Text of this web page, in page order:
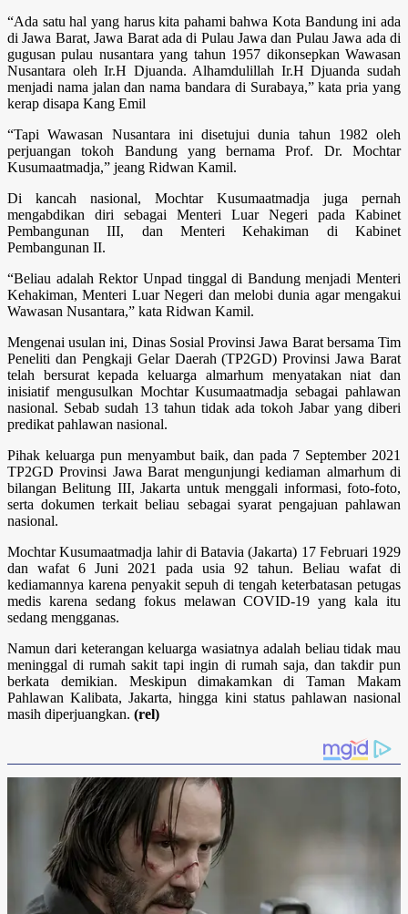
“Ada satu hal yang harus kita pahami bahwa Kota Bandung ini ada
di Jawa Barat, Jawa Barat ada di Pulau Jawa dan Pulau Jawa ada di
gugusan pulau nusantara yang tahun 1957 dikonsepkan Wawasan
Nusantara oleh Ir.H Djuanda. Alhamdulillah Ir.H Djuanda sudah
menjadi nama jalan dan nama bandara di Surabaya,” kata pria yang
kerap disapa Kang Emil
“Tapi Wawasan Nusantara ini disetujui dunia tahun 1982 oleh
perjuangan tokoh Bandung yang bernama Prof. Dr. Mochtar
Kusumaatmadja,” jeang Ridwan Kamil.
Di kancah nasional, Mochtar Kusumaatmadja juga pernah
mengabdikan diri sebagai Menteri Luar Negeri pada Kabinet
Pembangunan III, dan Menteri Kehakiman di Kabinet
Pembangunan II.
“Beliau adalah Rektor Unpad tinggal di Bandung menjadi Menteri
Kehakiman, Menteri Luar Negeri dan melobi dunia agar mengakui
Wawasan Nusantara,” kata Ridwan Kamil.
Mengenai usulan ini, Dinas Sosial Provinsi Jawa Barat bersama Tim
Peneliti dan Pengkaji Gelar Daerah (TP2GD) Provinsi Jawa Barat
telah bersurat kepada keluarga almarhum menyatakan niat dan
inisiatif mengusulkan Mochtar Kusumaatmadja sebagai pahlawan
nasional. Sebab sudah 13 tahun tidak ada tokoh Jabar yang diberi
predikat pahlawan nasional.
Pihak keluarga pun menyambut baik, dan pada 7 September 2021
TP2GD Provinsi Jawa Barat mengunjungi kediaman almarhum di
bilangan Belitung III, Jakarta untuk menggali informasi, foto-foto,
serta dokumen terkait beliau sebagai syarat pengajuan pahlawan
nasional.
Mochtar Kusumaatmadja lahir di Batavia (Jakarta) 17 Februari 1929
dan wafat 6 Juni 2021 pada usia 92 tahun. Beliau wafat di
kediamannya karena penyakit sepuh di tengah keterbatasan petugas
medis karena sedang fokus melawan COVID-19 yang kala itu
sedang mengganas.
Namun dari keterangan keluarga wasiatnya adalah beliau tidak mau
meninggal di rumah sakit tapi ingin di rumah saja, dan takdir pun
berkata demikian. Meskipun dimakamkan di Taman Makam
Pahlawan Kalibata, Jakarta, hingga kini status pahlawan nasional
masih diperjuangkan. (rel)